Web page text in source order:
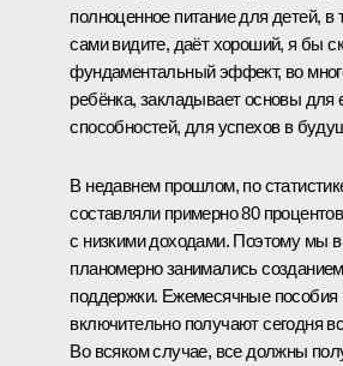
полноценное питание для детей,
сами видите, даёт хороший, я бы
фундаментальный эффект, во
ребёнка, закладывает основы для
способностей, для успехов в
В недавнем прошлом, по
составляли примерно 80
с низкими доходами. Поэтому мы в
планомерно занимались
поддержки. Ежемесячные пособия
включительно получают сегодня
Во всяком случае, все должны